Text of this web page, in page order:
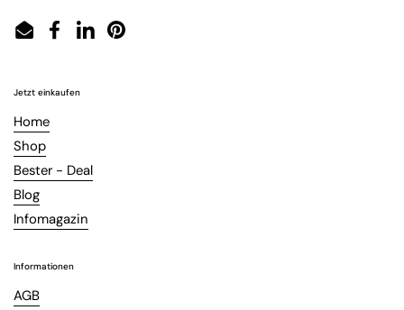
EmailFacebook
LinkedInPinterest
Jetzt einkaufen
Home
Shop
Bester - Deal
Blog
Infomagazin
Informationen
AGB